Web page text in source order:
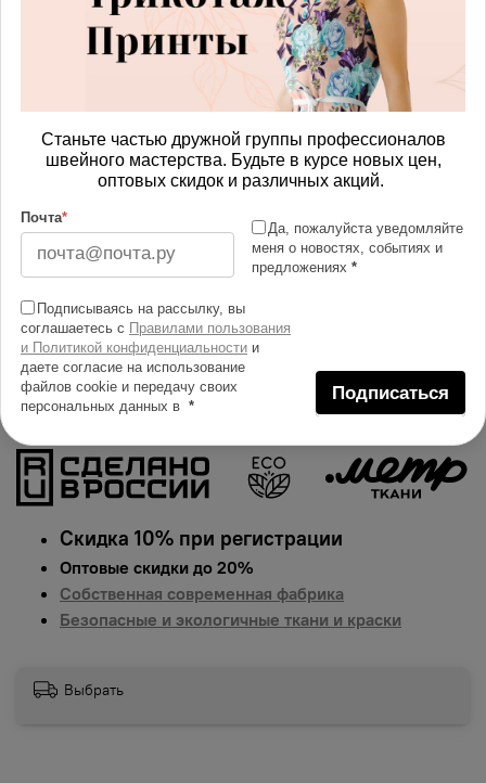
Получить доступ к оптовым ценам
586.00 руб
В корзину
Изменить масштаб
Купить в 1 клик
Добавить в сравнение
Описание тканей
Яркий и сочный принт на костюмной (плательной) ткани
ниагара. Гарантированная долговечность цвета,
идеально подходит для одежды, домашнего текстиля и
аксессуаров. Цена указана за 1 п.м.
Скидка 10% при регистрации
Оптовые скидки до 20%
Собственная современная фабрика
Безопасные и экологичные ткани и краски
Выбрать
Станьте частью дружной группы профессионалов
швейного мастерства. Будьте в курсе новых цен,
оптовых скидок и различных акций.
Почта*
Да, пожалуйста уведомляйте
меня о новостях, событиях и
предложениях *
Подписываясь на рассылку, вы
соглашаетесь с Правилами пользования
и Политикой конфиденциальности и
даете согласие на использование
файлов cookie и передачу своих
персональных данных в *
Подписаться